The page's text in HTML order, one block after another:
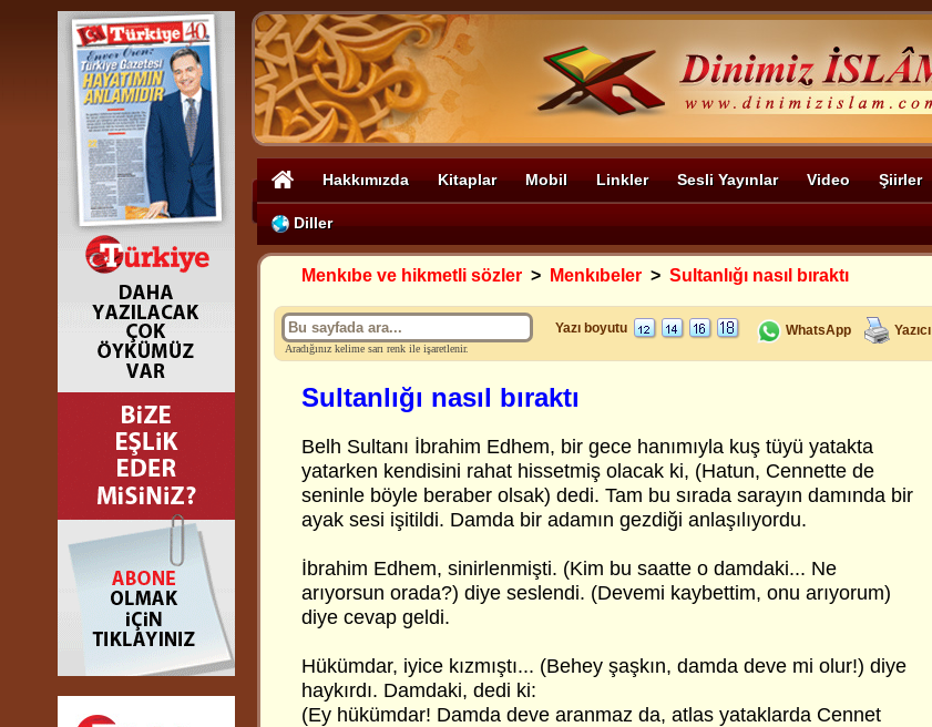
Hakkımızda Kitaplar Mobil Linkler Sesli Yayınlar Video Şiirler
Diller
Menkıbe ve hikmetli sözler > Menkıbeler > Sultanlığı nasıl bıraktı
Aradığınız kelime sarı renk ile işaretlenir.
Yazı boyutu WhatsApp Yazıcı
Sultanlığı nasıl bıraktı
Belh Sultanı İbrahim Edhem, bir gece hanımıyla kuş tüyü yatakta
yatarken kendisini rahat hissetmiş olacak ki, (Hatun, Cennette de
seninle böyle beraber olsak) dedi. Tam bu sırada sarayın damında bir
ayak sesi işitildi. Damda bir adamın gezdiği anlaşılıyordu.
İbrahim Edhem, sinirlenmişti. (Kim bu saatte o damdaki... Ne
arıyorsun orada?) diye seslendi. (Devemi kaybettim, onu arıyorum)
diye cevap geldi.
Hükümdar, iyice kızmıştı... (Behey şaşkın, damda deve mi olur!) diye
haykırdı. Damdaki, dedi ki:
(Ey hükümdar! Damda deve aranmaz da, atlas yataklarda Cennet